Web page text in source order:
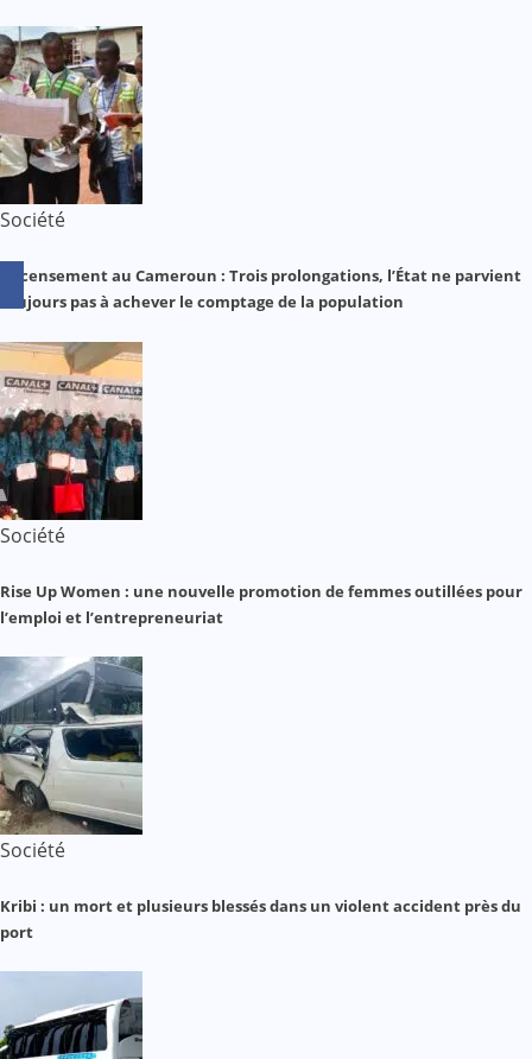
Société
Recensement au Cameroun : Trois prolongations, l’État ne parvient
toujours pas à achever le comptage de la population
Société
Rise Up Women : une nouvelle promotion de femmes outillées pour
l’emploi et l’entrepreneuriat
Société
Kribi : un mort et plusieurs blessés dans un violent accident près du
port